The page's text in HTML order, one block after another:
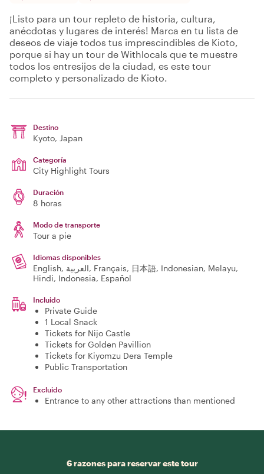
¡Listo para un tour repleto de historia, cultura,
anécdotas y lugares de interés! Marca en tu lista de
deseos de viaje todos tus imprescindibles de Kioto,
porque si hay un tour de Withlocals que te muestre
todos los entresijos de la ciudad, es este tour
completo y personalizado de Kioto.
Destino
Kyoto, Japan
Categoría
City Highlight Tours
Duración
8 horas
Modo de transporte
Tour a pie
Idiomas disponibles
English, العربية, Français, 日本語, Indonesian, Melayu,
Hindi, Indonesia, Español
Incluido
Private Guide
1 Local Snack
Tickets for Nijo Castle
Tickets for Golden Pavillion
Tickets for Kiyomzu Dera Temple
Public Transportation
Excluido
Entrance to any other attractions than mentioned
6 razones para reservar este tour